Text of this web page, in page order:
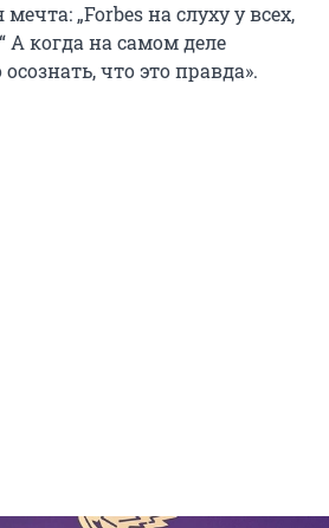
„Forbes на слуху у всех,
А когда на самом деле
что это правда».